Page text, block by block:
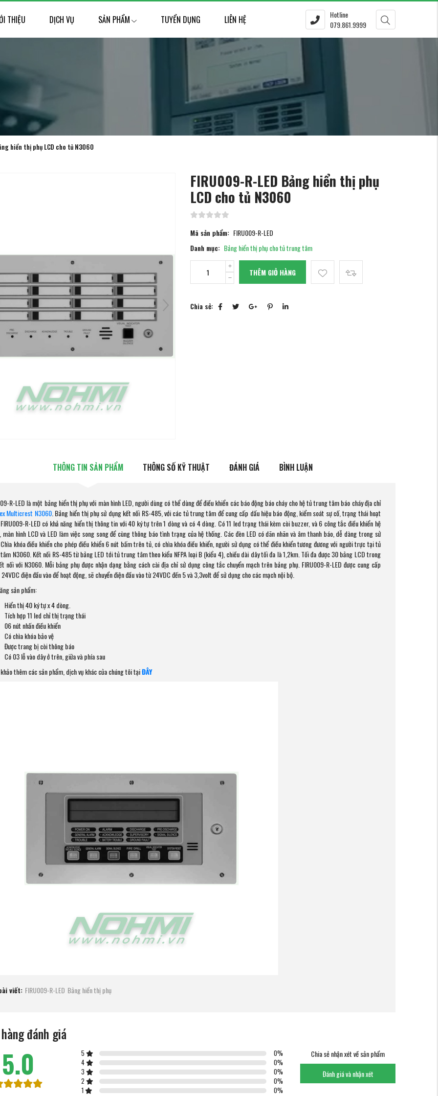
THIỆU DỊCH VỤ SẢN PHẨM TUYỂN DỤNG LIÊN HỆ
Hotline
079.861.9999
hiển thị phụ LCD cho tủ N3060
FIRU009-R-LED Bảng hiển thị phụ
LCD cho tủ N3060
Mã sản phẩm: FIRU009-R-LED
Danh mục: Bảng hiển thị phụ cho tủ trung tâm
THÊM GIỎ HÀNG
Chia sẻ:
THÔNG TIN SẢN PHẨM THÔNG SỐ KỸ THUẬT ĐÁNH GIÁ BÌNH LUẬN
R-LED là một bảng hiển thị phụ với màn hình LED, người dùng có thể dùng để điều khiển các báo động báo cháy cho hệ tủ trung tâm báo cháy địa chỉ
Multicrest N3060. Bảng hiển thị phụ sử dụng kết nối RS-485, với các tủ trung tâm để cung cấp dấu hiệu báo động, kiểm soát sự cố, trạng thái hoạt
R-LED có khả năng hiển thị thông tin với 40 ký tự trên 1 dòng và có 4 dòng. Có 11 led trạng thái kèm còi buzzer, và 6 công tắc điều khiển hệ
màn hình LCD và LED làm việc song song để cùng thông báo tình trạng của hệ thống. Các đèn LED có dãn nhãn và âm thanh báo, dễ dàng trong sử
khóa điều khiển cho phép điều khiển 6 nút bấm trên tủ, có chìa khóa điều khiển, người sử dụng có thể điều khiển tương đương với người trực tại tủ
N3060. Kết nối RS-485 từ bảng LED tới tủ trung tâm theo kiểu NFPA loại B (kiểu 4), chiều dài dây tối đa là 1,2km. Tối đa được 30 bảng LCD trong
nối với N3060. Mỗi bảng phụ được nhận dạng bằng cách cài địa chỉ sử dụng công tắc chuyển mạch trên bảng phụ. FIRU009-R-LED được cung cấp
điện đầu vào để hoạt động, sẽ chuyển điện đầu vào từ 24VDC đến 5 và 3,3volt để sử dụng cho các mạch nội bộ.
sản phẩm:
Hiển thị 40 ký tự x 4 dòng.
Tích hợp 11 led chỉ thị trạng thái
06 nút nhấn điều khiển
Có chìa khóa bảo vệ
Được trang bị còi thông báo
Có 03 lỗ vào dây ở trên, giữa và phía sau
thêm các sản phẩm, dịch vụ khác của chúng tôi tạiĐÂY
viết: FIRU009-R-LED Bảng hiển thị phụ
đánh giá
5.0 5 0%
4
0%
3
0%
2
0%
1
0%
Chia sẻ nhận xét về sản phẩm
Đánh giá và nhận xét